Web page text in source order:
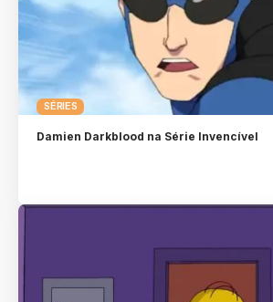
SÉRIES
Damien Darkblood na Série Invencível